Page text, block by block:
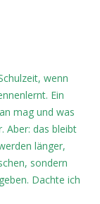
wenn
Ein
mag und was
Aber: das bleibt
länger,
sondern
Dachte ich